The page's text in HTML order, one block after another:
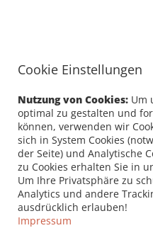
Cookie Einstellungen
Nutzung von Cookies: Um
optimal zu gestalten und
können, verwenden wir
sich in System Cookies
der Seite) und Analytische
zu Cookies erhalten Sie in
Um Ihre Privatsphäre zu
Analytics und andere
ausdrücklich erlauben!
Impressum
Seminarbuchung
PERSÖNLICHE
Firma
Vorname *